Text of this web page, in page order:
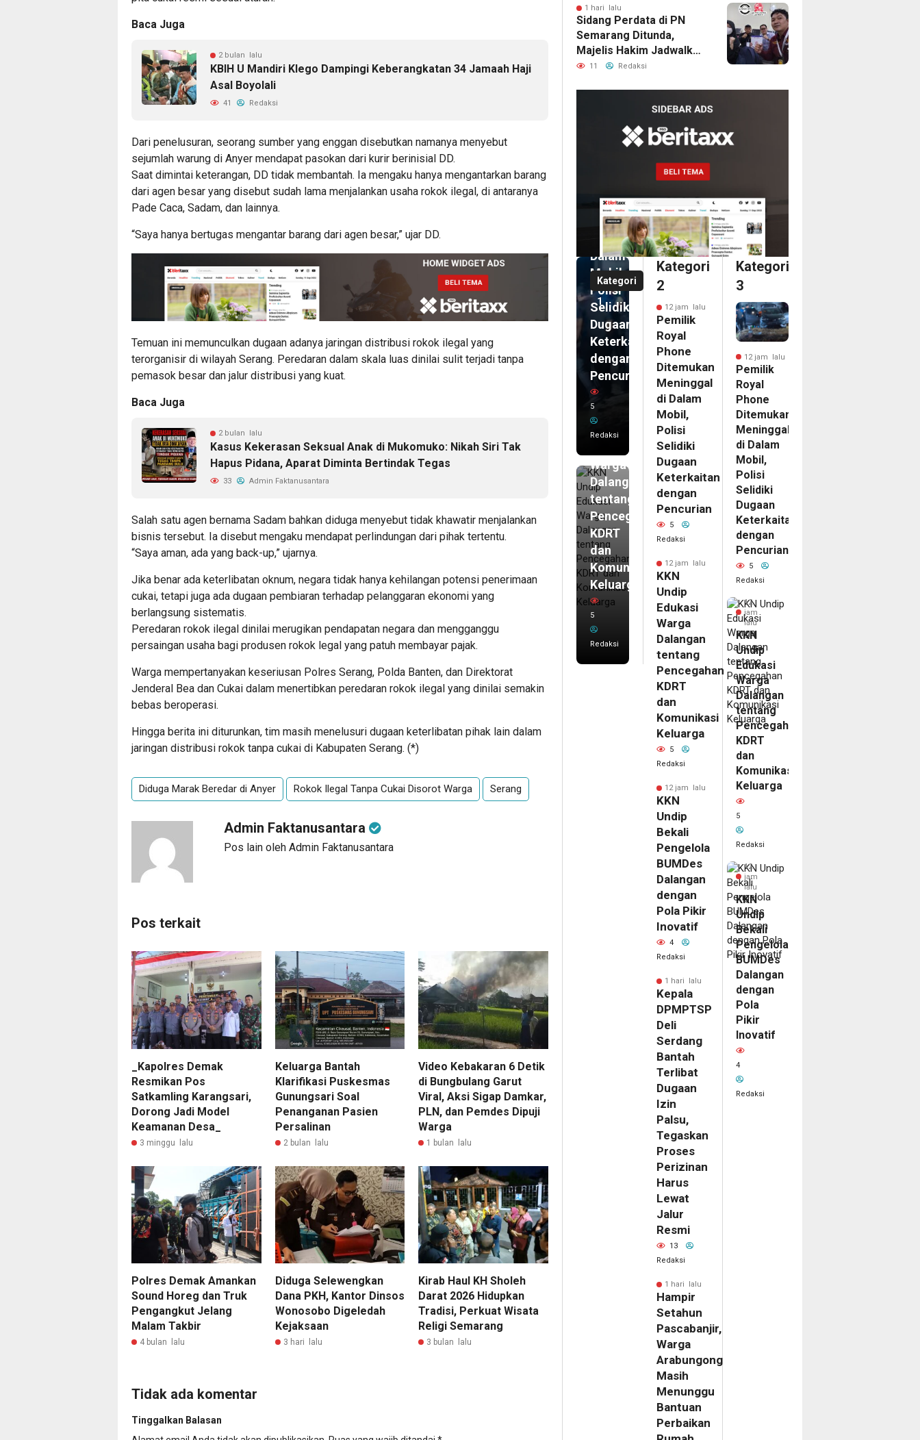
Baca Juga
2 bulan lalu
KBIH U Mandiri Klego Dampingi Keberangkatan 34 Jamaah Haji
Asal Boyolali
41 Redaksi
Dari penelusuran, seorang sumber yang enggan disebutkan namanya menyebut
sejumlah warung di Anyer mendapat pasokan dari kurir berinisial DD.
Saat dimintai keterangan, DD tidak membantah. Ia mengaku hanya mengantarkan barang
dari agen besar yang disebut sudah lama menjalankan usaha rokok ilegal, di antaranya
Pade Caca, Sadam, dan lainnya.
“Saya hanya bertugas mengantar barang dari agen besar,” ujar DD.
Temuan ini memunculkan dugaan adanya jaringan distribusi rokok ilegal yang
terorganisir di wilayah Serang. Peredaran dalam skala luas dinilai sulit terjadi tanpa
pemasok besar dan jalur distribusi yang kuat.
Baca Juga
2 bulan lalu
Kasus Kekerasan Seksual Anak di Mukomuko: Nikah Siri Tak
Hapus Pidana, Aparat Diminta Bertindak Tegas
33 Admin Faktanusantara
Salah satu agen bernama Sadam bahkan diduga menyebut tidak khawatir menjalankan
bisnis tersebut. Ia disebut mengaku mendapat perlindungan dari pihak tertentu.
“Saya aman, ada yang back-up,” ujarnya.
Jika benar ada keterlibatan oknum, negara tidak hanya kehilangan potensi penerimaan
cukai, tetapi juga ada dugaan pembiaran terhadap pelanggaran ekonomi yang
berlangsung sistematis.
Peredaran rokok ilegal dinilai merugikan pendapatan negara dan mengganggu
persaingan usaha bagi produsen rokok legal yang patuh membayar pajak.
Warga mempertanyakan keseriusan Polres Serang, Polda Banten, dan Direktorat
Jenderal Bea dan Cukai dalam menertibkan peredaran rokok ilegal yang dinilai semakin
bebas beroperasi.
Hingga berita ini diturunkan, tim masih menelusuri dugaan keterlibatan pihak lain dalam
jaringan distribusi rokok tanpa cukai di Kabupaten Serang. (*)
Diduga Marak Beredar di Anyer Rokok Ilegal Tanpa Cukai Disorot Warga Serang
Admin Faktanusantara
Pos lain oleh Admin Faktanusantara
Pos terkait
_Kapolres Demak
Resmikan Pos
Satkamling Karangsari,
Dorong Jadi Model
Keamanan Desa_
3 minggu lalu
Keluarga Bantah
Klarifikasi Puskesmas
Gunungsari Soal
Penanganan Pasien
Persalinan
2 bulan lalu
Video Kebakaran 6 Detik
di Bungbulang Garut
Viral, Aksi Sigap Damkar,
PLN, dan Pemdes Dipuji
Warga
1 bulan lalu
Polres Demak Amankan
Sound Horeg dan Truk
Pengangkut Jelang
Malam Takbir
4 bulan lalu
Diduga Selewengkan
Dana PKH, Kantor Dinsos
Wonosobo Digeledah
Kejaksaan
3 hari lalu
Kirab Haul KH Sholeh
Darat 2026 Hidupkan
Tradisi, Perkuat Wisata
Religi Semarang
3 bulan lalu
Tidak ada komentar
Tinggalkan Balasan
Diamankan
1 hari lalu
Sidang Perdata di PN
Semarang Ditunda,
Majelis Hakim Jadwalkan
Pemanggilan Ulang BPR
11 Redaksi
Kategori
1
Ditemukan
Meninggal
Dalam
Mobil,
Polisi
Selidiki
Dugaan
Keterkaitan
dengan
Pencurian
5
Redaksi
12
jam
KKN
Undip
Edukasi
Warga
Dalangan
tentang
Pencegahan
KDRT
dan
Komunikasi
Keluarga
5
Redaksi
Kategori
2
12 jam lalu
Pemilik
Royal
Phone
Ditemukan
Meninggal
di Dalam
Mobil,
Polisi
Selidiki
Dugaan
Keterkaitan
dengan
Pencurian
5
Redaksi
12 jam lalu
KKN
Undip
Edukasi
Warga
Dalangan
tentang
Pencegahan
KDRT
dan
Komunikasi
Keluarga
5
Redaksi
12 jam lalu
KKN
Undip
Bekali
Pengelola
BUMDes
Dalangan
dengan
Pola Pikir
Inovatif
4
Redaksi
1 hari lalu
Kepala
DPMPTSP
Deli
Serdang
Bantah
Terlibat
Dugaan
Izin
Palsu,
Tegaskan
Proses
Perizinan
Harus
Lewat
Jalur
Resmi
13
Redaksi
1 hari lalu
Hampir
Setahun
Pascabanjir,
Warga
Arabungong
Masih
Menunggu
Bantuan
Perbaikan
Kategori
3
12 jam lalu
Pemilik
Royal
Phone
Ditemukan
Meninggal
di Dalam
Mobil,
Polisi
Selidiki
Dugaan
Keterkaitan
dengan
Pencurian
5
Redaksi
12
jam
lalu
KKN
Undip
Edukasi
Warga
Dalangan
tentang
Pencegahan
KDRT
dan
Komunikasi
Keluarga
5
Redaksi
12
jam
lalu
KKN
Undip
Bekali
Pengelola
BUMDes
Dalangan
dengan
Pola
Pikir
Inovatif
4
Redaksi